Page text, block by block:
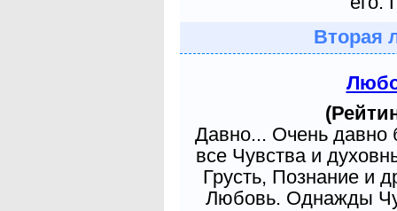
Вторая
Давно... Очень давно
все Чувства и
Грусть, Познание и
Любовь. Однажды